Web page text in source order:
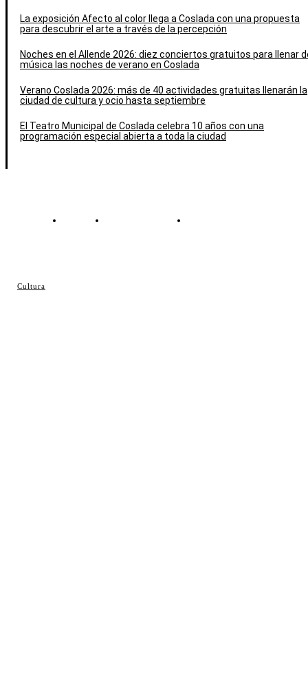
Cultura
La exposición Afecto al color llega a Coslada con una propuesta
para descubrir el arte a través de la percepción
Noches en el Allende 2026: diez conciertos gratuitos para llenar
música las noches de verano en Coslada
Verano Coslada 2026: más de 40 actividades gratuitas llenarán la
ciudad de cultura y ocio hasta septiembre
El Teatro Municipal de Coslada celebra 10 años con una
programación especial abierta a toda la ciudad
Contacto Política de cookies